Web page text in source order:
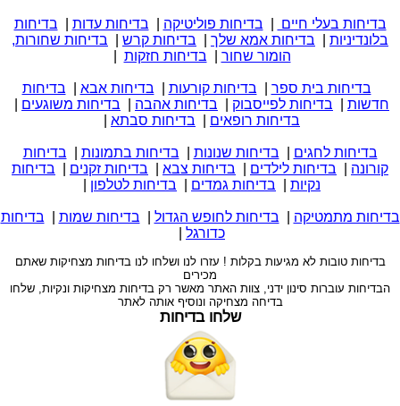
בדיחות בעלי חיים בדיחות פוליטיקה בדיחות עדות
בדיחות
בלונדיניות
בדיחות אמא שלך בדיחות קרש
בדיחות שחורות,
הומור שחור
בדיחות חזקות
בדיחות בית ספר בדיחות קורעות בדיחות אבא
בדיחות
חדשות
בדיחות לפייסבוק בדיחות אהבה בדיחות משוגעים
בדיחות רופאים
בדיחות סבתא
בדיחות לחגים בדיחות שנונות בדיחות בתמונות
בדיחות
קורונה
בדיחות לילדים בדיחות צבא בדיחות זקנים
בדיחות
נקיות
בדיחות גמדים בדיחות לטלפון
בדיחות מתמטיקה בדיחות לחופש הגדול בדיחות שמות
בדיחות
כדורגל
בדיחות טובות לא מגיעות בקלות ! עזרו לנו ושלחו לנו בדיחות מצחיקות שאתם
מכירים
הבדיחות עוברות סינון ידני, צוות האתר מאשר רק בדיחות מצחיקות ונקיות, שלחו
בדיחה מצחיקה ונוסיף אותה לאתר
שלחו בדיחות